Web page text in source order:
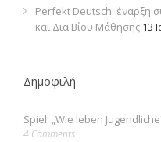
Perfekt Deutsch: έναρξη
και Δια Βίου Μάθησης 13
Δημοφιλή
Spiel: „Wie leben
4 Comments